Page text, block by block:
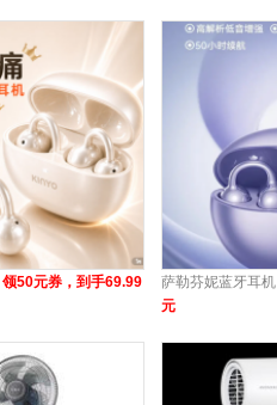
领50元券，到手69.99
萨勒芬妮蓝牙耳机
元